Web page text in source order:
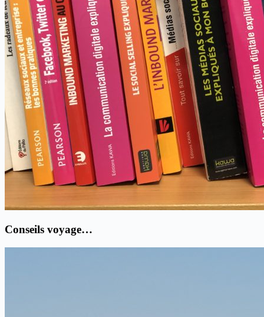
Conseils voyage…